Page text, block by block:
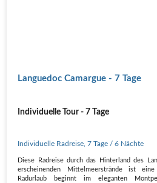
Languedoc Camargue - 7 Tage
Individuelle Tour - 7 Tage
Individuelle Radreise ,7 Tage / 6 Nächte
Diese Radreise durch das Hinterland des
erscheinenden Mittelmeerstrände ist
Radurlaub beginnt im eleganten